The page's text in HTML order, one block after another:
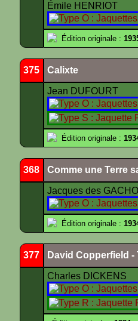
Émile HENRIOT
Édition originale :
375 Calixte
Jean DUFOURT
Édition originale :
368 Comme une Terre
Jacques des
Édition originale :
377 David Copperfield -
Charles DICKENS